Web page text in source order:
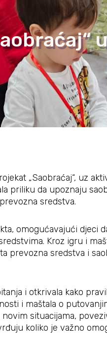
„Saobraćaj“, uz
priliku da upoznaju
sredstva.
omogućavajući djeci
Kroz igru i
prevozna sredstva i
i otkrivala kako
i maštala o
situacijama,
koliko je važno